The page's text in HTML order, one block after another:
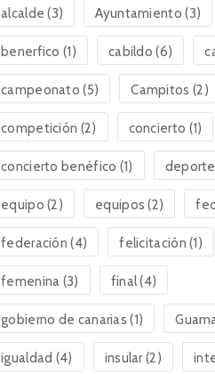
alcalde (3) Ayuntamiento (3)
benerfico (1) cabildo (6)
campeonato (5) Campitos (2)
competición (2) concierto (1)
concierto benéfico (1)
equipo (2) equipos (2)
federación (4) felicitación (1)
femenina (3) final(4)
gobierno de canarias (1)
igualdad (4) insular(2)